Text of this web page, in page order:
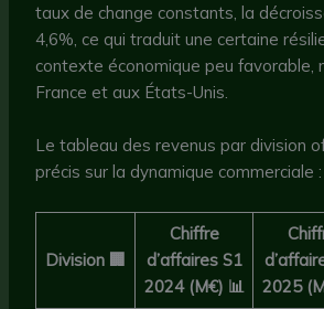
taux de change constants, la
4,6%, ce qui traduit une certaine
contexte économique peu favorable,
France et aux États-Unis.
Le tableau des revenus par division
précis sur la dynamique commerciale :
Division 🏢
Chiffre
d’affaires S1
2024 (M€) 📊
2025